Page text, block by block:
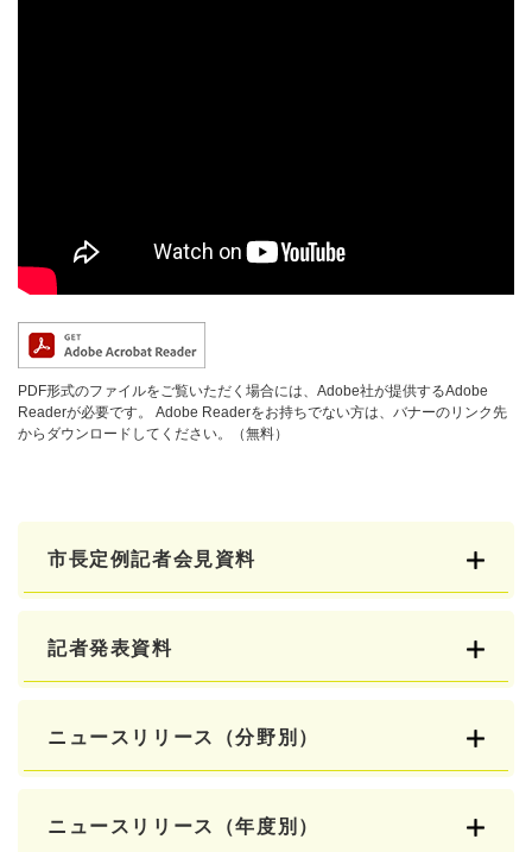
PDF形式のファイルをご覧いただく場合には、Adobe社が提供するAdobe
Readerが必要です。
Adobe Readerをお持ちでない方は、バナーのリンク先
からダウンロードしてください。（無料）
市長定例記者会見資料
記者発表資料
ニュースリリース（分野別）
ニュースリリース（年度別）